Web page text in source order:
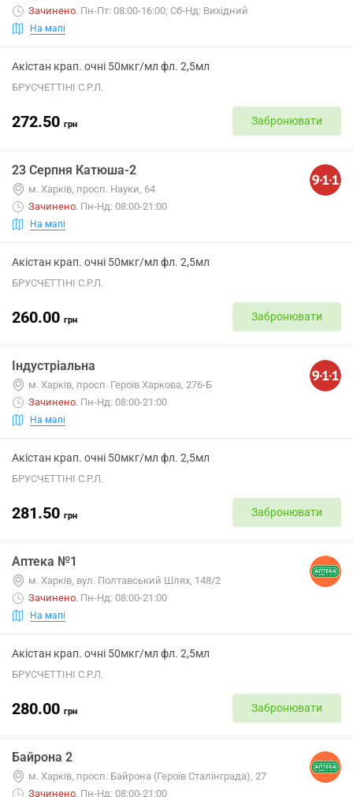
Зачинено. Пн-Пт: 08:00-16:00; Сб-Нд: Вихідний
На мапі
Акістан крап. очні 50мкг/мл фл. 2,5мл
БРУСЧЕТТІНІ С.Р.Л.
272.50 грн Забронювати
23 Серпня Катюша-2
м. Харків, просп. Науки, 64
Зачинено. Пн-Нд: 08:00-21:00
На мапі
Акістан крап. очні 50мкг/мл фл. 2,5мл
БРУСЧЕТТІНІ С.Р.Л.
260.00 грн Забронювати
Індустріальна
м. Харків, просп. Героїв Харкова, 276-Б
Зачинено. Пн-Нд: 08:00-21:00
На мапі
Акістан крап. очні 50мкг/мл фл. 2,5мл
БРУСЧЕТТІНІ С.Р.Л.
281.50 грн Забронювати
Аптека №1
м. Харків, вул. Полтавський Шлях, 148/2
Зачинено. Пн-Нд: 08:00-21:00
На мапі
Акістан крап. очні 50мкг/мл фл. 2,5мл
БРУСЧЕТТІНІ С.Р.Л.
280.00 грн Забронювати
Байрона 2
м. Харків, просп. Байрона (Героїв Сталінграда), 27
Зачинено. Пн-Нд: 08:00-21:00